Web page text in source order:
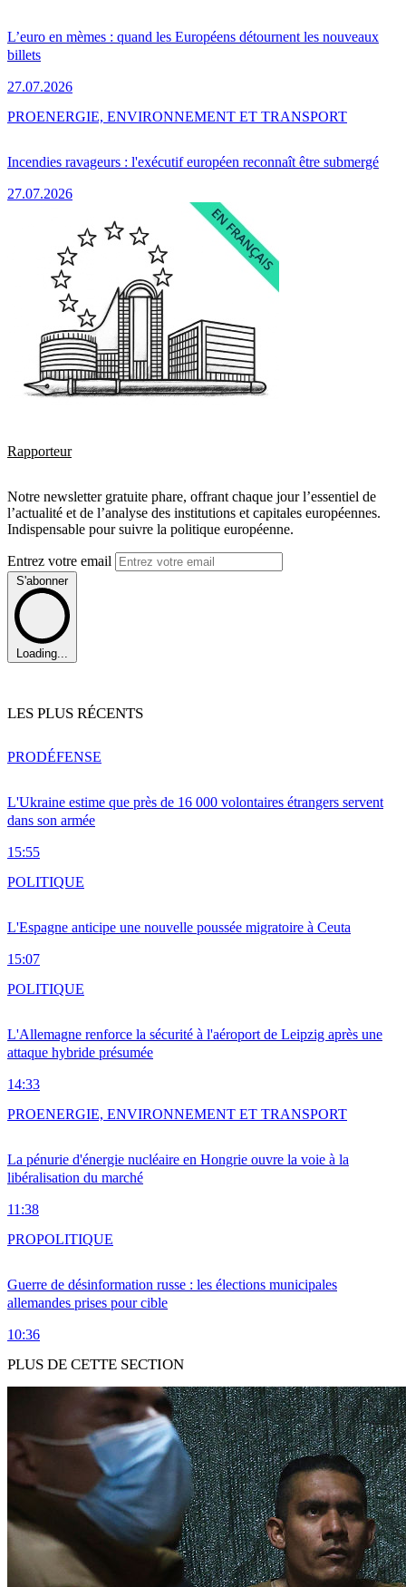
L’euro en mèmes : quand les Européens détournent les nouveaux
billets
27.07.2026
Incendies ravageurs : l'exécutif européen reconnaît être submergé
27.07.2026
PROENERGIE, ENVIRONNEMENT ET TRANSPORT
Rapporteur
Notre newsletter gratuite phare, offrant chaque jour l’essentiel de
l’actualité et de l’analyse des institutions et capitales européennes.
Indispensable pour suivre la politique européenne.
Entrez votre email
S'abonner
Loading...
LES PLUS RÉCENTS
L'Ukraine estime que près de 16 000 volontaires étrangers servent
dans son armée
15:55
PRODÉFENSE
L'Espagne anticipe une nouvelle poussée migratoire à Ceuta
15:07
POLITIQUE
L'Allemagne renforce la sécurité à l'aéroport de Leipzig après une
attaque hybride présumée
14:33
POLITIQUE
La pénurie d'énergie nucléaire en Hongrie ouvre la voie à la
libéralisation du marché
11:38
PROENERGIE, ENVIRONNEMENT ET TRANSPORT
Guerre de désinformation russe : les élections municipales
allemandes prises pour cible
10:36
PROPOLITIQUE
PLUS DE CETTE SECTION